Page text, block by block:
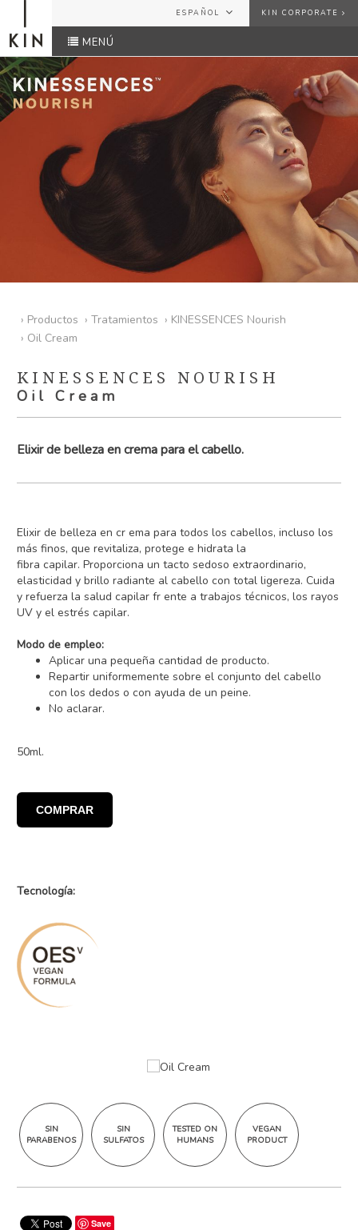
ESPAÑOL
FRANÇAIS
KIN CORPORATE
CONTRASEÑA
¿Has olvidado tu contraseña?
ENVIAR
MENÚ
› Productos › Tratamientos › KINESSENCES Nourish
› Oil Cream
KINESSENCES NOURISH
Oil Cream
Elixir de belleza en crema para el cabello.
Elixir de belleza en cr ema para todos los cabellos, incluso los
más finos, que revitaliza, protege e hidrata la
fibra capilar. Proporciona un tacto sedoso extraordinario,
elasticidad y brillo radiante al cabello con total ligereza. Cuida
y refuerza la salud capilar fr ente a trabajos técnicos, los rayos
UV y el estrés capilar.
Modo de empleo:
Aplicar una pequeña cantidad de producto.
Repartir uniformemente sobre el conjunto del cabello
con los dedos o con ayuda de un peine.
No aclarar.
50ml.
COMPRAR
Tecnología:
SIN
PARABENOS
SIN
SULFATOS
TESTED ON
HUMANS
VEGAN
PRODUCT
Save